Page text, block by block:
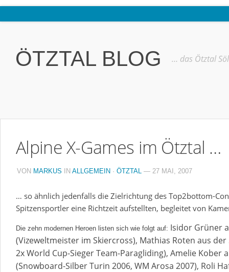
Ötztal
Interviews
Kostenloser Bustransfer ins Gletscherskigebiet von Sölden
Datenschutzerklärung
ÖTZTAL BLOG … das Ötztal
Alpine X-Games im Ötztal …
VON MARKUS IN ALLGEMEIN · ÖTZTAL — 27 MAI, 2007
… so ähnlich jedenfalls die Zielrichtung des Top2bottom-
Spitzensportler eine Richtzeit aufstellten, begleitet von
Die zehn modernen Heroen listen sich wie folgt auf: Isidor Grüner
(Vizeweltmeister im Skiercross), Mathias Roten aus der
2x World Cup-Sieger Team-Paragliding), Amelie Kober
(Snowboard-Silber Turin 2006, WM Arosa 2007), Roli